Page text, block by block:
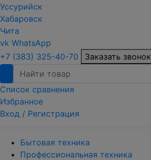
Уссурийск
Хабаровск
Чита
vk WhatsApp
+7 (383) 325-40-70
Заказать звонок
Список сравнения
Избранное
Вход / Регистрация
Бытовая техника
Профессиональная техника